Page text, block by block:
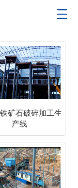
矿石破碎加工生
产线